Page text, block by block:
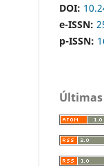
DOI:
e-ISSN:
p-ISSN: